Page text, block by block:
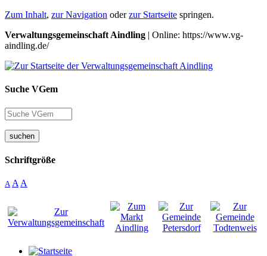
Zum Inhalt, zur Navigation oderzur Startseite springen.
Verwaltungsgemeinschaft Aindling | Online: https://www.vg-
aindling.de/
Suche VGem
suchen
Schriftgröße
A A A